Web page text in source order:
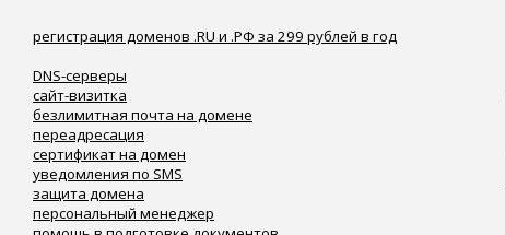
регистрация доменов .RU и .РФ за 299 рублей в год
DNS-серверы
сайт-визитка
безлимитная почта на домене
переадресация
сертификат на домен
уведомления по SMS
защита домена
персональный менеджер